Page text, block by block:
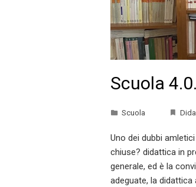
Scuola
Scuola
Uno dei dubbi
chiuse? didattica in
generale, ed è la
adeguate, la